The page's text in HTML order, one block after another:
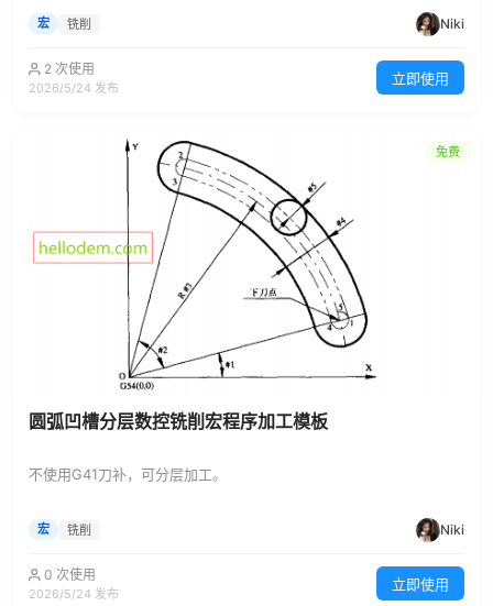
宏 铣削 Niki
2 次使用
2026/5/24 发布
立即使用
免费
圆弧凹槽分层数控铣削宏程序加工模板
不使用G41刀补，可分层加工。
宏 铣削 Niki
0 次使用
2026/5/24 发布
立即使用